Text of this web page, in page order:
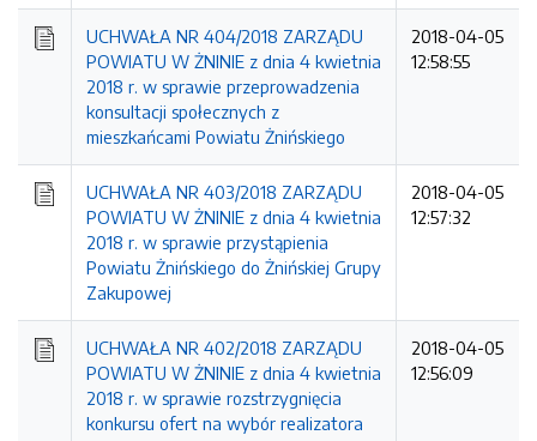
UCHWAŁA NR 404/2018 ZARZĄDU
POWIATU W ŻNINIE z dnia 4 kwietnia
2018 r. w sprawie przeprowadzenia
konsultacji społecznych z
mieszkańcami Powiatu Żnińskiego
2018-04-05
12:58:55
UCHWAŁA NR 403/2018 ZARZĄDU
POWIATU W ŻNINIE z dnia 4 kwietnia
2018 r. w sprawie przystąpienia
Powiatu Żnińskiego do Żnińskiej Grupy
Zakupowej
2018-04-05
12:57:32
UCHWAŁA NR 402/2018 ZARZĄDU
POWIATU W ŻNINIE z dnia 4 kwietnia
2018 r. w sprawie rozstrzygnięcia
konkursu ofert na wybór realizatora
2018-04-05
12:56:09